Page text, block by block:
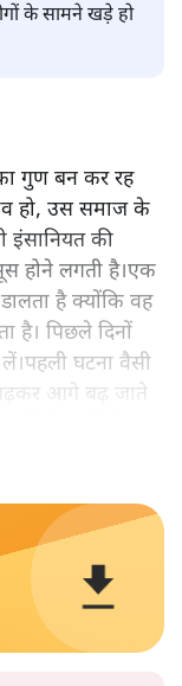
के सामने खड़े हो
गुण बन कर रह
हो, उस समाज के
इंसानियत की
होने लगती है।एक
है क्योंकि वह
है। पिछले दिनों
घटना वैसी
आगे बढ़ जाते
ही रहती है।